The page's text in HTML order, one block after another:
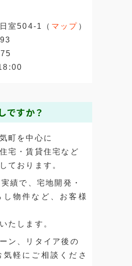
室504-1（ マップ ）
ですか？
町を中心に
宅・賃貸住宅など
ております。
績で、宅地開発・
物件など、お客様
たします。
ン、リタイア後の
軽にご相談くださ